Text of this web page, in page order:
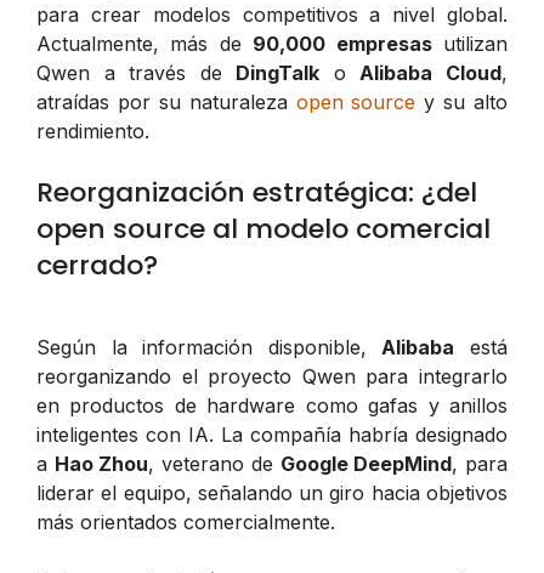
para crear modelos competitivos a nivel global.
Actualmente, más de 90,000 empresasutilizan
Qwen a través de DingTalk o Alibaba Cloud,
atraídas por su naturaleza open source y su alto
rendimiento.
Reorganización estratégica: ¿del
open source al modelo comercial
cerrado?
Según la información disponible, Alibaba está
reorganizando el proyecto Qwen para integrarlo
en productos de hardware como gafas y anillos
inteligentes con IA. La compañía habría designado
a Hao Zhou, veterano de Google DeepMind, para
liderar el equipo, señalando un giro hacia objetivos
más orientados comercialmente.